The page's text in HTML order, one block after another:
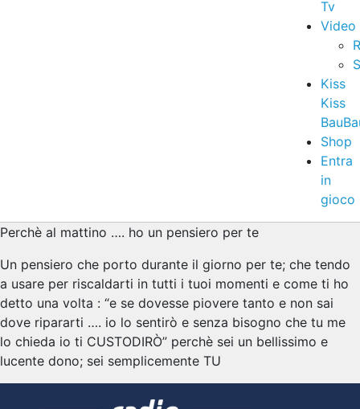
Tv
Video
Kiss
Kiss
Shop
Entra
in
gioco
Perchè al mattino …. ho un pensiero per te
Un pensiero che porto durante il giorno per te; che tendo
a usare per riscaldarti in tutti i tuoi momenti e come ti ho
detto una volta : “e se dovesse piovere tanto e non sai
dove ripararti …. io lo sentirò e senza bisogno che tu me
lo chieda io ti CUSTODIRÒ” perchè sei un bellissimo e
lucente dono; sei semplicemente TU